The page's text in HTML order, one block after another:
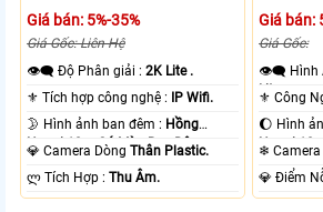
Giá bán: 5%-35%
Giá Gốc: Liên Hệ
👁️‍🗨 Độ Phân giải :2K Lite .
⚜️ Tích hợp công nghệ : IP Wifi.
🌛 Hình ảnh ban đêm : Hồng
Ngoại 10m Có Màu Ban Ðêm.
💎 Camera DòngThân Plastic.
️ლ Tích Hợp :Thu Âm.
Giá bán:
Giá Gốc:
👁️‍🗨
Lite .
Ngoại
❄